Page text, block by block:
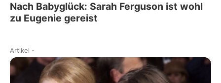
Nach Babyglück: Sarah Ferguson ist wohl
zu Eugenie gereist
Artikel -